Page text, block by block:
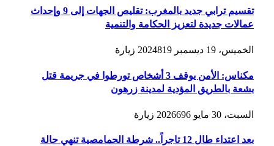
تقسيم ترابي جديد بالمغرب: تقليص الجهات إلى 9 وإحداث
عمالات جديدة لتعزيز الحكامة والتنمية
الخميس، 19 ديسمبر 2024 819 زيارة
مكناس: الأمن يوقف 3 أشخاص تورطوا في جريمة قتل
بشعة بالطريق المؤدية لمدينة زرهون
السبت، 30 مايو 2026 696 زيارة
بعد اعتداء طال 12 تاجراً.. شرطة الحمامصية تنهي حالة